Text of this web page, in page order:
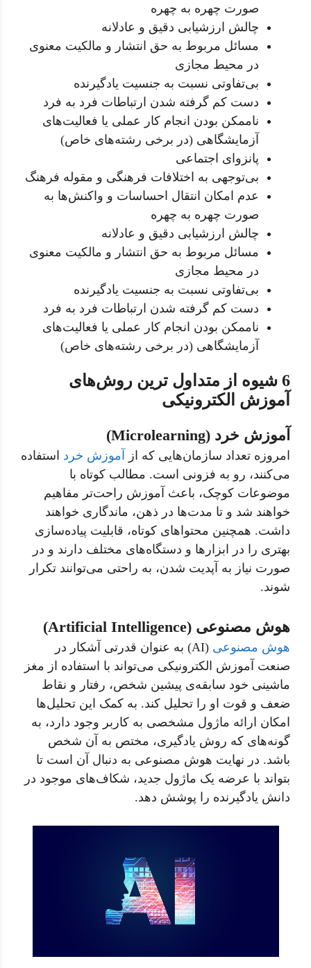
صورت چهره به چهره
چالش ارزشیابی دقیق و عادلانه
مسائل مربوط به حق انتشار و مالکیت معنوی
در محیط مجازی
بی‌تفاوتی نسبت به جنسیت یادگیرنده
دست کم گرفته شدن ارتباطات فرد به فرد
ناممکن بودن انجام کار عملی یا فعالیت‌های
آزمایشگاهی (در برخی رشته‌های خاص)
پانزوای اجتماعی
بی‌توجهی به اختلافات فرهنگی و مقوله فرهنگ
عدم امکان انتقال احساسات و واکنش‌ها به
صورت چهره به چهره
چالش ارزشیابی دقیق و عادلانه
مسائل مربوط به حق انتشار و مالکیت معنوی
در محیط مجازی
بی‌تفاوتی نسبت به جنسیت یادگیرنده
دست کم گرفته شدن ارتباطات فرد به فرد
ناممکن بودن انجام کار عملی یا فعالیت‌های
آزمایشگاهی (در برخی رشته‌های خاص)
6 شیوه از متداول ترین روش‌های
آموزش الکترونیکی
آموزش خرد (Microlearning)
امروزه تعداد سازمان‌هایی که از آموزش خرد استفاده
می‌کنند، رو به فزونی است. مطالب کوتاه با
موضوعات کوچک، باعث آموزش راحت‌تر مفاهیم
خواهند شد و تا مدت‌ها در ذهن، ماندگاری خواهند
داشت. همچنین محتواهای کوتاه، قابلیت پیاده‌سازی
بهتری را در ابزارها و دستگاه‌های مختلف دارند و در
صورت نیاز به آپدیت شدن، به راحتی می‌توانند تکرار
شوند.
هوش مصنوعی (Artificial Intelligence)
هوش مصنوعی
(AI) به عنوان قدرتی آشکار در
صنعت آموزش الکترونیکی می‌تواند با استفاده از مغز
ماشینی خود سابقه‌ی پیشین شخص، رفتار و نقاط
ضعف و قوت او را تحلیل کند. به کمک این تحلیل‌ها
امکان ارائه ماژول مشخصی به کاربر وجود دارد، به
گونه‌های که روش یادگیری، مختص به آن شخص
باشد. در نهایت هوش مصنوعی به دنبال آن است تا
بتواند با عرضه یک ماژول جدید، شکاف‌های موجود در
دانش یادگیرنده را پوشش دهد.